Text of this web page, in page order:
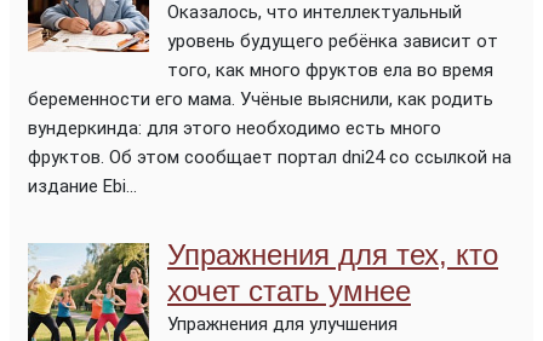
Оказалось, что интеллектуальный
уровень будущего ребёнка зависит от
того, как много фруктов ела во время
беременности его мама. Учёные выяснили, как родить
вундеркинда: для этого необходимо есть много
фруктов. Об этом сообщает портал dni24 со ссылкой на
издание Ebi...
Упражнения для тех, кто
хочет стать умнее
Упражнения для улучшения